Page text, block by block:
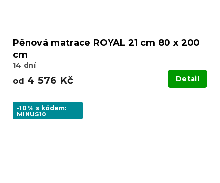
Pěnová matrace ROYAL 21 cm 80 x 200
cm
14 dní
od 4 576 Kč Detail
-10 % s kódem:
MINUS10